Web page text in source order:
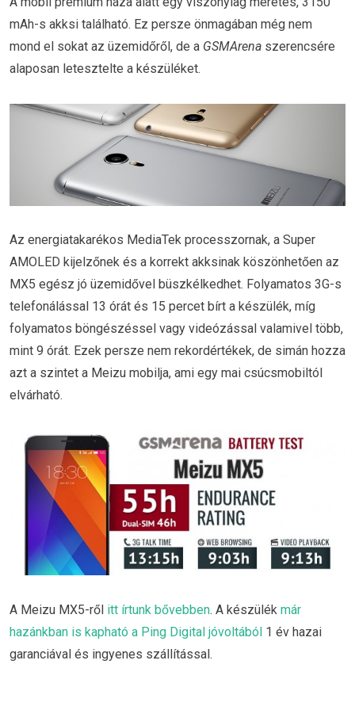
mAh-s akksi található. Ez persze önmagában még nem
mond el sokat az üzemidőről, de a GSMArena szerencsére
alaposan letesztelte a készüléket.
Az energiatakarékos MediaTek processzornak, a Super
AMOLED kijelzőnek és a korrekt akksinak köszönhetően az
MX5 egész jó üzemidővel büszkélkedhet. Folyamatos 3G-s
telefonálással 13 órát és 15 percet bírt a készülék, míg
folyamatos böngészéssel vagy videózással valamivel több,
mint 9 órát. Ezek persze nem rekordértékek, de simán hozza
azt a szintet a Meizu mobilja, ami egy mai csúcsmobiltól
elvárható.
A Meizu MX5-ről itt írtunk bővebben. A készülék már
hazánkban is kapható a Ping Digital jóvoltából 1 év hazai
garanciával és ingyenes szállítással.